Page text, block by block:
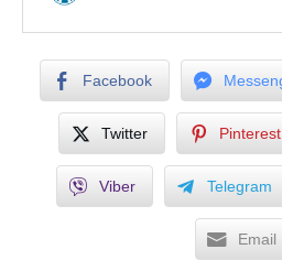
Facebook
Twitter Pinterest
Viber Telegram
Email